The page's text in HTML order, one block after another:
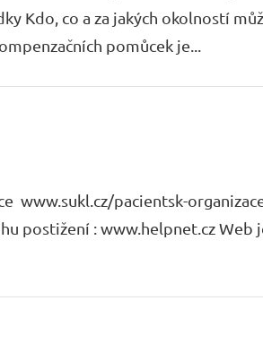
Kdo, co a za jakých okolností
pomůcek je...
www.sukl.cz/pacientsk-
postižení : www.helpnet.cz Web